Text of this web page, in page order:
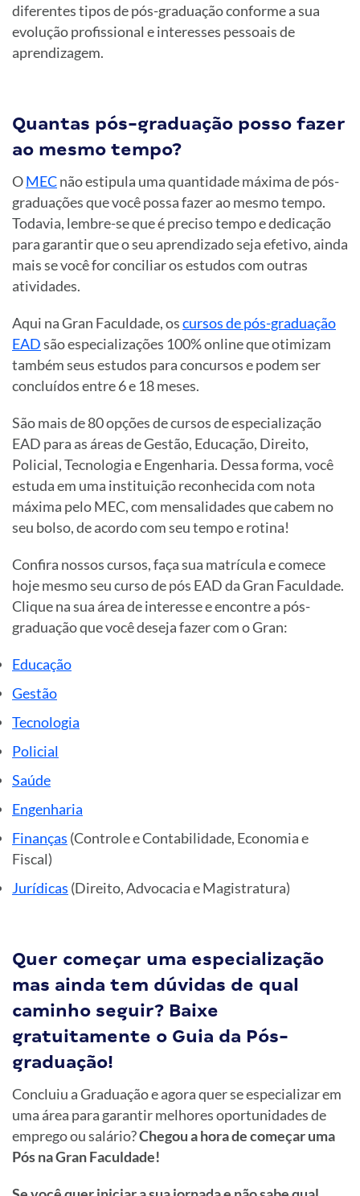
diferentes tipos de pós-graduação conforme a sua
evolução profissional e interesses pessoais de
aprendizagem.
Quantas pós-graduação posso fazer
ao mesmo tempo?
OMECnão estipula uma quantidade máxima de pós-
graduações que você possa fazer ao mesmo tempo.
Todavia, lembre-se que é preciso tempo e dedicação
para garantir que o seu aprendizado seja efetivo, ainda
mais se você for conciliar os estudos com outras
atividades.
Aqui na Gran Faculdade, oscursos de pós-graduação
EADsão especializações 100% online que otimizam
também seus estudos para concursos e podem ser
concluídos entre 6 e 18 meses.
São mais de 80 opções de cursos de especialização
EAD para as áreas de Gestão, Educação, Direito,
Policial, Tecnologia e Engenharia. Dessa forma, você
estuda em uma instituição reconhecida com nota
máxima pelo MEC, com mensalidades que cabem no
seu bolso, de acordo com seu tempo e rotina!
Confira nossos cursos, faça sua matrícula e comece
hoje mesmo seu curso de pós EAD da Gran Faculdade.
Clique na sua área de interesse e encontre a pós-
graduação que você deseja fazer com o Gran:
Educação
Gestão
Tecnologia
Policial
Saúde
Engenharia
Finanças (Controle e Contabilidade, Economia e
Fiscal)
Jurídicas (Direito, Advocacia e Magistratura)
Quer começar uma especialização
mas ainda tem dúvidas de qual
caminho seguir? Baixe
gratuitamente o Guia da Pós-
graduação!
Concluiu a Graduação e agora quer se especializar em
uma área para garantir melhores oportunidades de
emprego ou salário?Chegou a hora de começar uma
Pós na Gran Faculdade!